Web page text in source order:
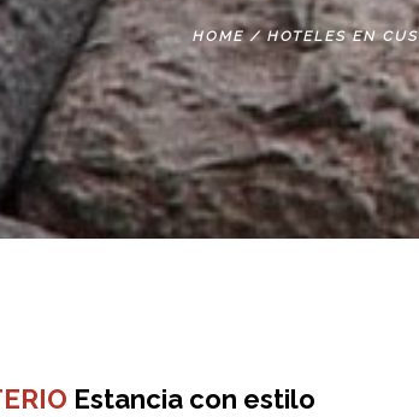
HOME/ HOTELES EN
Estancia con estilo